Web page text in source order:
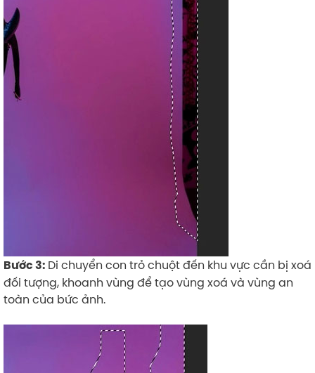
Bước 3: Di chuyển con trỏ chuột đến khu vực cần bị xoá
đối tượng, khoanh vùng để tạo vùng xoá và vùng an
toàn của bức ảnh.